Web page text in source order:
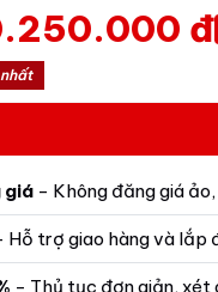
đ
giá - Không đăng giá
Hỗ trợ giao hàng và lắp
- Thủ tục đơn giản, xét